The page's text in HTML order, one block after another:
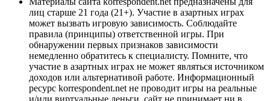
лиц старше 21 года (21+). Участие в азартных играх
может вызвать игровую зависимость. Соблюдайте
правила (принципы) ответственной игры. При
обнаружении первых признаков зависимости
немедленно обратитесь к специалисту. Помните, что
участие в азартных играх не может являться источником
доходов или альтернативой работе. Информационный
ресурс korrespondent.net не проводит игры на реальные